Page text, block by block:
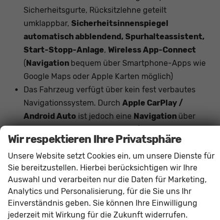
Sicherheitsgurte, Rücksitzlehne geteilt
umklappbar, Sicherheitsinnenspiegel
automatisch abblendend, Spurhalteassistent,
Start-Stopp-Anlage, Wireless App-Connect
( Navigation bequem über Smartphone-Apps wie
Google Maps oder Apple Karten möglich)
Das Fahrzeug verfügt über kein fest verbautes
Navigationssystem. Durch Apple CarPlay /
Android Auto ist jedoch eine Navigation über
oder Apple Karten) über denFahrzeugbildschirm
möglich.
Innen
Armlehnen
Mittelarmlehne, Fahrer
Fensterheber
elektrisch 4-fach
Wir respektieren Ihre Privatsphäre
Unsere Website setzt Cookies ein, um unsere Dienste für
Sie bereitzustellen. Hierbei berücksichtigen wir Ihre
Auswahl und verarbeiten nur die Daten für Marketing,
Analytics und Personalisierung, für die Sie uns Ihr
Einverständnis geben. Sie können Ihre Einwilligung
jederzeit mit Wirkung für die Zukunft widerrufen.